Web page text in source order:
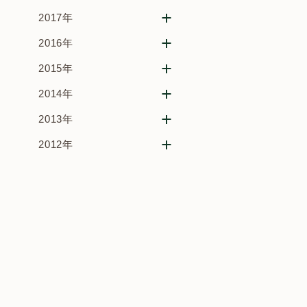
2017年
2016年
2015年
2014年
2013年
2012年